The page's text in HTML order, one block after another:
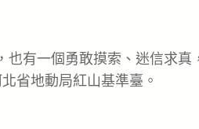
有一個勇敢摸索、迷信求真
省地動局紅山基準臺。